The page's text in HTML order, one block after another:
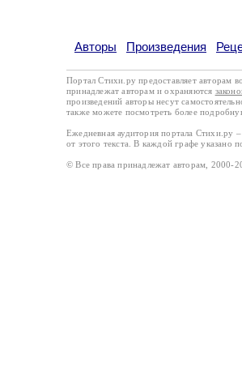
Авторы Произведения
Портал Стихи.ру предоставляет авторам
принадлежат авторам и охраняются
произведений авторы несут
также можете посмотреть более
Ежедневная аудитория портала Стихи.ру
от этого текста. В каждой графе указано
© Все права принадлежат авторам,